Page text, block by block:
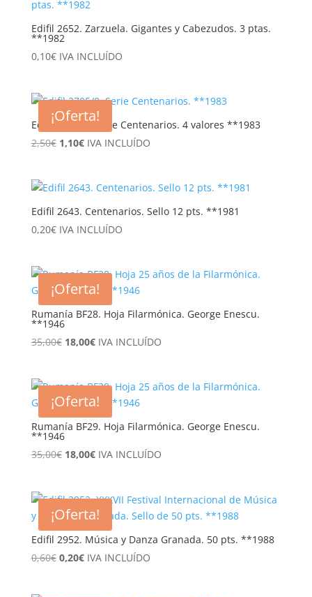
Edifil 2652. Zarzuela. Gigantes y Cabezudos. 3 ptas.
**1982
0,10€ IVA INCLUÍDO
¡Oferta!
Edifil 2705/8. Serie Centenarios. 4 valores **1983
2,50€ El
era:
2,50€.
1,10€El
es:
1,10€.
IVA INCLUÍDO
Edifil 2643. Centenarios. Sello 12 pts. **1981
0,20€ IVA INCLUÍDO
¡Oferta!
Rumanía BF28. Hoja Filarmónica. George Enescu.
**1946
35,00€ El
era:
35,00€.
18,00€El
es:
18,00€.
IVA INCLUÍDO
¡Oferta!
Rumanía BF29. Hoja Filarmónica. George Enescu.
**1946
35,00€ El
era:
35,00€.
18,00€El
es:
18,00€.
IVA INCLUÍDO
¡Oferta!
Edifil 2952. Música y Danza Granada. 50 pts. **1988
0,60€ El
0,20€ElIVA INCLUÍDO